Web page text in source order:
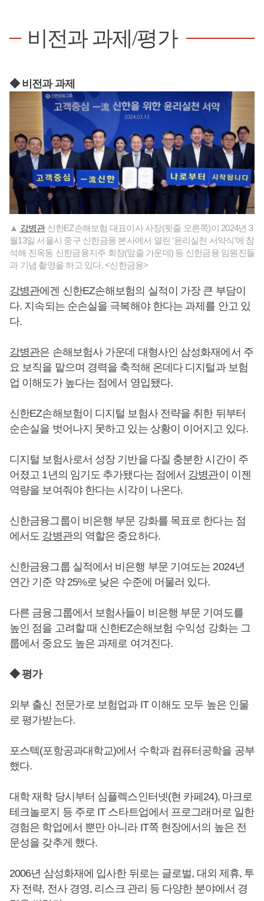
비전과 과제/평가
◆ 비전과 과제
▲ 강병관신한EZ손해보험 대표이사 사장(뒷줄 오른쪽)이 2024년 3
월13일 서울시 중구 신한금융 본사에서 열린 ‘윤리실천 서약식’에 참
석해 진옥동 신한금융지주 회장(앞줄 가운데) 등 신한금융 임원진들
과 기념 촬영을 하고 있다. <신한금융>
강병관에겐 신한EZ손해보험의 실적이 가장 큰 부담이
다. 지속되는 순손실을 극복해야 한다는 과제를 안고 있
다.
강병관은 손해보험사 가운데 대형사인 삼성화재에서 주
요 보직을 맡으며 경력을 축적해 온데다 디지털과 보험
업 이해도가 높다는 점에서 영입됐다.
신한EZ손해보험이 디지털 보험사 전략을 취한 뒤부터
순손실을 벗어나지 못하고 있는 상황이 이어지고 있다.
디지털 보험사로서 성장 기반을 다질 충분한 시간이 주
어졌고 1년의 임기도 추가됐다는 점에서 강병관이 이젠
역량을 보여줘야 한다는 시각이 나온다.
신한금융그룹이 비은행 부문 강화를 목표로 한다는 점
에서도 강병관의 역할은 중요하다.
신한금융그룹 실적에서 비은행 부문 기여도는 2024년
연간 기준 약 25%로 낮은 수준에 머물러 있다.
다른 금융그룹에서 보험사들이 비은행 부문 기여도를
높인 점을 고려할 때 신한EZ손해보험 수익성 강화는 그
룹에서 중요도 높은 과제로 여겨진다.
◆ 평가
외부 출신 전문가로 보험업과 IT 이해도 모두 높은 인물
로 평가받는다.
포스텍(포항공과대학교)에서 수학과 컴퓨터공학을 공부
했다.
대학 재학 당시부터 심플렉스인터넷(현 카페24), 마크로
테크놀로지 등 주로 IT 스타트업에서 프로그래머로 일한
경험은 학업에서 뿐만 아니라 IT쪽 현장에서의 높은 전
문성을 갖추게 했다.
2006년 삼성화재에 입사한 뒤로는 글로벌, 대외 제휴, 투
자 전략, 전사 경영, 리스크 관리 등 다양한 분야에서 경